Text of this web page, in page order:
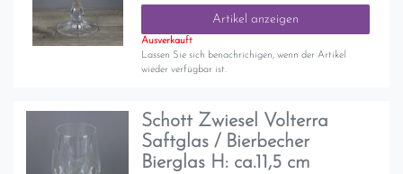
Artikel anzeigen
Ausverkauft
Lassen Sie sich benachrichigen, wenn der Artikel
wieder verfügbar ist.
Schott Zwiesel Volterra
Saftglas / Bierbecher
Bierglas H: ca.11,5 cm